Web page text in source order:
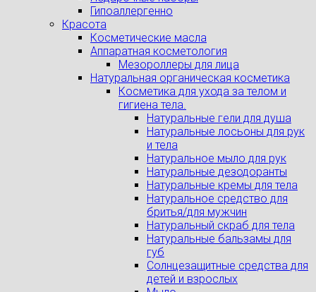
Гипоаллергенно
Красота
Косметические масла
Аппаратная косметология
Мезороллеры для лица
Натуральная органическая косметика
Косметика для ухода за телом и
гигиена тела.
Натуральные гели для душа
Натуральные лосьоны для рук
и тела
Натуральное мыло для рук
Натуральные дезодоранты
Натуральные кремы для тела
Натуральное средство для
бритья/для мужчин
Натуральный скраб для тела
Натуральные бальзамы для
губ
Солнцезащитные средства для
детей и взрослых